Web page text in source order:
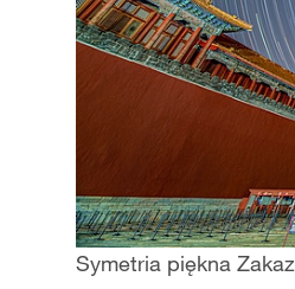
Symetria piękna